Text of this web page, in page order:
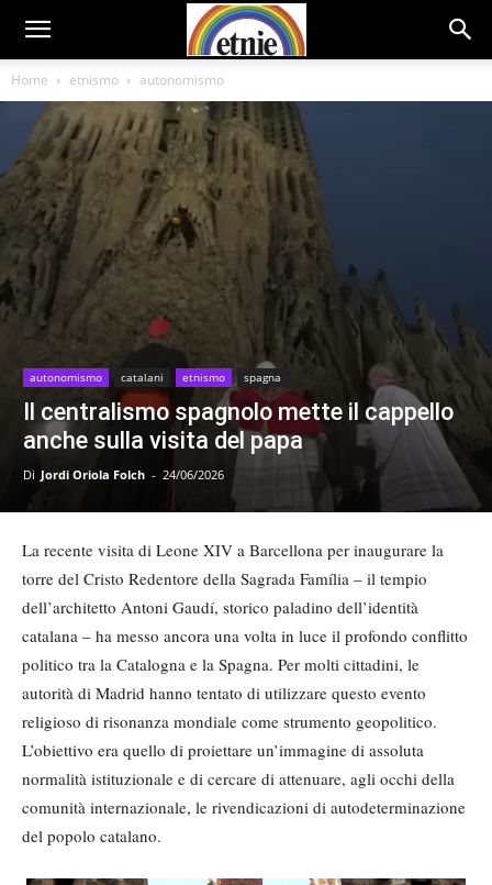
Home etnismo autonomismo
autonomismo catalani etnismo spagna
Il centralismo spagnolo mette il cappello
anche sulla visita del papa
Di Jordi Oriola Folch - 24/06/2026
La recente visita di Leone XIV a Barcellona per inaugurare la
torre del Cristo Redentore della Sagrada Família – il tempio
dell’architetto Antoni Gaudí, storico paladino dell’identità
catalana – ha messo ancora una volta in luce il profondo conflitto
politico tra la Catalogna e la Spagna. Per molti cittadini, le
autorità di Madrid hanno tentato di utilizzare questo evento
religioso di risonanza mondiale come strumento geopolitico.
L’obiettivo era quello di proiettare un’immagine di assoluta
normalità istituzionale e di cercare di attenuare, agli occhi della
comunità internazionale, le rivendicazioni di autodeterminazione
del popolo catalano.